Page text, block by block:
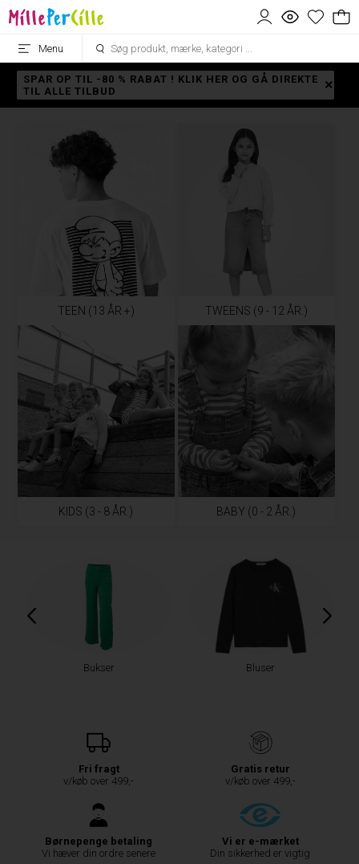
Menu
SPAR OP TIL -80 % RABAT ! KLIK HER OG GÅ DIREKTE
TIL ALLE TILBUD
TEEN (13 ÅR +) TWEENS (9 - 12 ÅR.)
KIDS (3 - 8 ÅR.) BABY (0 - 2 ÅR.)
Bukser Bluser
Fri fragt
v/køb over 499,-
Gratis retur
v/køb over 499,-
Børnepenge betaling
Vi hæver din ordre senere
Vi er e-mærket
Din sikkerhed er vigtig